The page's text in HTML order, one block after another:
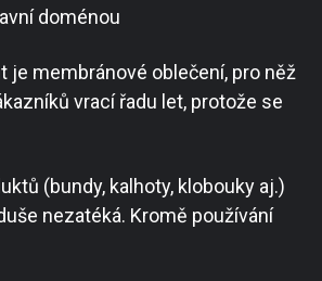
doménou
je membránové oblečení, pro něž
vrací řadu let, protože se
(bundy, kalhoty, klobouky aj.)
nezatéká. Kromě používání